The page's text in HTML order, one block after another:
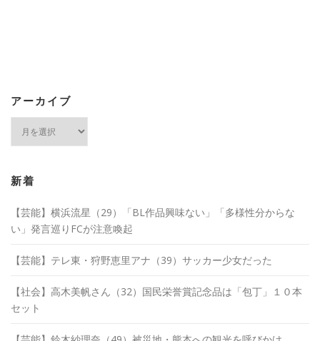
アーカイブ
ブ
新着
【芸能】横浜流星（29）「BL作品興味ない」「多様性分からな
い」発言巡りFCが注意喚起
【芸能】テレ東・狩野恵里アナ（39）サッカー少女だった
【社会】高木美帆さん（32）国民栄誉賞記念品は「包丁」１０本
セット